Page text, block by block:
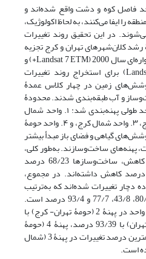
فاصل کوه و دشت واقع شده‌اند و
را ایفا می‌کنند، به لحاظ اکولوژیک،
در این تحقیق روند تغییرات
رشد کلان‌شهرهای تهران و کرج تجزیه
و تحلیل شده است. تصاویر ماهواره‌ای سال 2000 (Landsat 7 ETM+) و
سال 2013 (Landsat 8 OLI/TIRS) برای استخراج روند تغییرات
زمین در چهار کلاس عمدۀ
و آب طبقه‌بندی شدند. محدودۀ
اکوتونی کوهپایه‌ها در چهار واحد طولی پهنه‌بندی شد: ۱. واحد شمال
تهران، ۲. واحد حومۀ تهران- کرج، ۳. واحد شمال کرج، و ۴. واحد حومۀ
گیاهی و فضای باز مبدأ بیشتر
پهنه‌های ساخت‌وساز‌ند. به‌طور کلی،
پوشش گیاهی 02/11 درصد کاهش، ساخت‌وسازها 68/23 درصد
افزایش و فضاهای باز 85/12 درصد کاهش داشته‌اند. در مجموع،
دچار تغییرات شده‌اند که به‌ترتیب
پهنه‌های 1، 4، 2 و 3 شامل 80/11، 43/8، 77/7 و 93/4 درصد است.
بیشترین درصد تغییرات از هر واحد در پهنۀ 2 (حومۀ تهران- کرج) با
94/51 درصد، پهنۀ 1 (شمال تهران) با 93/39 درصد، پهنۀ 4 (حومۀ
غربی کرج) با 88/24 درصد و کمترین درصد تغییرات در پهنۀ 3 (شمال